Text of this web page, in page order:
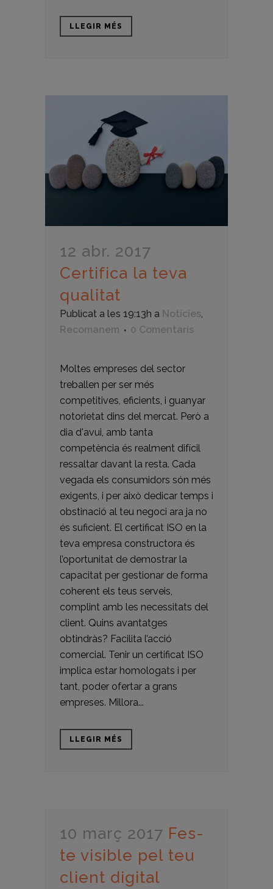
LLEGIR MÉS
12 abr. 2017
Certifica la teva
qualitat
Publicat a les 19:13h a Notícies,
Recomanem
0 Comentaris
Moltes empreses del sector
treballen per ser més
competitives, eficients, i guanyar
notorietat dins del mercat. Però a
dia d'avui, amb tanta
competència és realment difícil
ressaltar davant la resta. Cada
vegada els consumidors són més
exigents, i per això dedicar temps i
obstinació al teu negoci ara ja no
és suficient. El certificat ISO en la
teva empresa constructora és
l’oportunitat de demostrar la
capacitat per gestionar de forma
coherent els teus serveis,
complint amb les necessitats del
client. Quins avantatges
obtindràs? Facilita l’acció
comercial. Tenir un certificat ISO
implica estar homologats i per
tant, poder ofertar a grans
empreses. Millora...
LLEGIR MÉS
10 març 2017 Fes-
te visible pel teu
client digital